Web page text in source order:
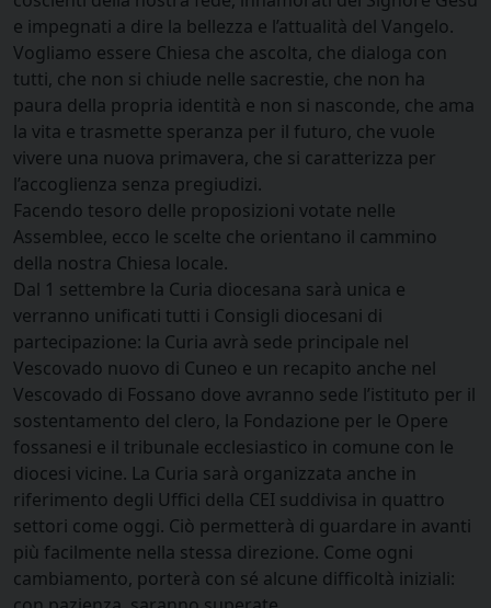
e impegnati a dire la bellezza e l’attualità del Vangelo.
Vogliamo essere Chiesa che ascolta, che dialoga con
tutti, che non si chiude nelle sacrestie, che non ha
paura della propria identità e non si nasconde, che ama
la vita e trasmette speranza per il futuro, che vuole
vivere una nuova primavera, che si caratterizza per
l’accoglienza senza pregiudizi.
Facendo tesoro delle proposizioni votate nelle
Assemblee, ecco le scelte che orientano il cammino
della nostra Chiesa locale.
Dal 1 settembre la Curia diocesana sarà unica e
verranno unificati tutti i Consigli diocesani di
partecipazione: la Curia avrà sede principale nel
Vescovado nuovo di Cuneo e un recapito anche nel
Vescovado di Fossano dove avranno sede l’istituto per il
sostentamento del clero, la Fondazione per le Opere
fossanesi e il tribunale ecclesiastico in comune con le
diocesi vicine. La Curia sarà organizzata anche in
riferimento degli Uffici della CEI suddivisa in quattro
settori come oggi. Ciò permetterà di guardare in avanti
più facilmente nella stessa direzione. Come ogni
cambiamento, porterà con sé alcune difficoltà iniziali: